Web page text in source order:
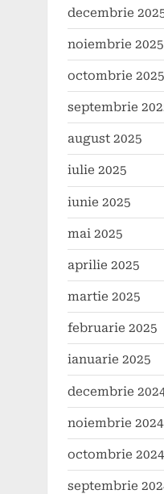
decembrie
noiembrie 2025
octombrie 2025
septembrie
august 2025
iulie 2025
iunie 2025
mai 2025
aprilie 2025
martie 2025
februarie 2025
ianuarie 2025
decembrie
noiembrie 2024
octombrie 2024
septembrie